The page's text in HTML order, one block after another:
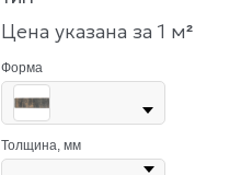
Цена указана за 1 м²
Форма
Толщина, мм